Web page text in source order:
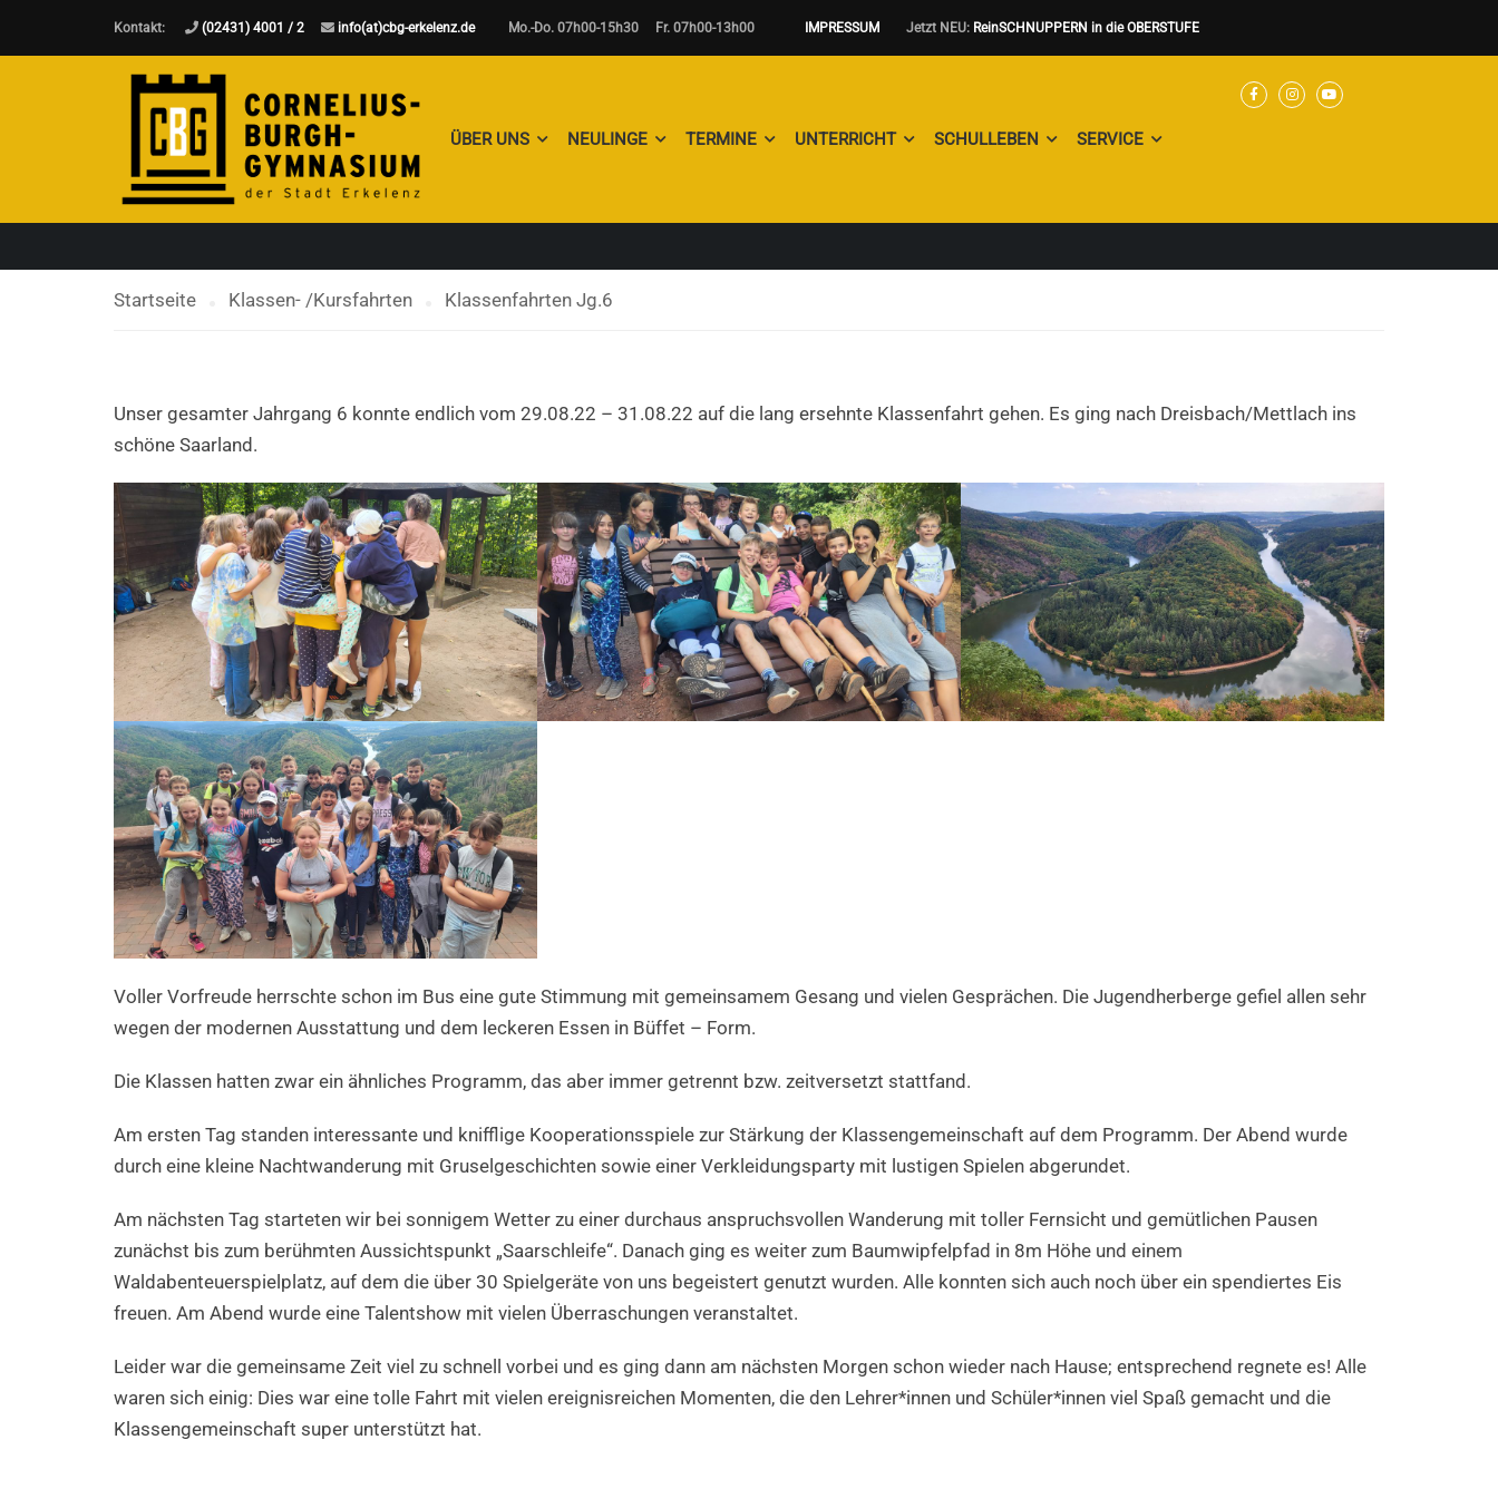
Kontakt: (02431) 4001 / 2 info(at)cbg-erkelenz.deMo.-Do. 07h00-15h30 Fr. 07h00-13h00 IMPRESSUM Jetzt NEU: ReinSCHNUPPERN in die OBERSTUFE
ÜBER UNS NEULINGE TERMINE UNTERRICHT SCHULLEBEN SERVICE
KLASSENFAHRTEN JG.6
Startseite Klassen- /Kursfahrten Klassenfahrten Jg.6
Unser gesamter Jahrgang 6 konnte endlich vom 29.08.22 – 31.08.22 auf die lang ersehnte Klassenfahrt gehen. Es ging nach Dreisbach/Mettlach ins
schöne Saarland.
Voller Vorfreude herrschte schon im Bus eine gute Stimmung mit gemeinsamem Gesang und vielen Gesprächen. Die Jugendherberge gefiel allen sehr
wegen der modernen Ausstattung und dem leckeren Essen in Büffet – Form.
Die Klassen hatten zwar ein ähnliches Programm, das aber immer getrennt bzw. zeitversetzt stattfand.
Am ersten Tag standen interessante und knifflige Kooperationsspiele zur Stärkung der Klassengemeinschaft auf dem Programm. Der Abend wurde
durch eine kleine Nachtwanderung mit Gruselgeschichten sowie einer Verkleidungsparty mit lustigen Spielen abgerundet.
Am nächsten Tag starteten wir bei sonnigem Wetter zu einer durchaus anspruchsvollen Wanderung mit toller Fernsicht und gemütlichen Pausen
zunächst bis zum berühmten Aussichtspunkt „Saarschleife“. Danach ging es weiter zum Baumwipfelpfad in 8m Höhe und einem
Waldabenteuerspielplatz, auf dem die über 30 Spielgeräte von uns begeistert genutzt wurden. Alle konnten sich auch noch über ein spendiertes Eis
freuen. Am Abend wurde eine Talentshow mit vielen Überraschungen veranstaltet.
Leider war die gemeinsame Zeit viel zu schnell vorbei und es ging dann am nächsten Morgen schon wieder nach Hause; entsprechend regnete es! Alle
waren sich einig: Dies war eine tolle Fahrt mit vielen ereignisreichen Momenten, die den Lehrer*innen und Schüler*innen viel Spaß gemacht und die
Klassengemeinschaft super unterstützt hat.